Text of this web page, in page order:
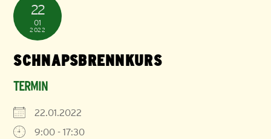
22
01
2022
SCHNAPSBRENNKURS
TERMIN
22.01.2022
9:00 - 17:30